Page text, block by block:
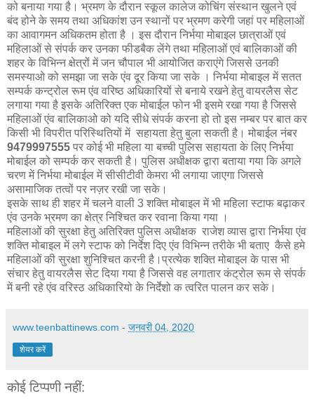
को बनाया गया है। भ्रमण के दौरान स्कूल कालेज कोचिंग संस्थान खुलने एवं
बंद होने के समय तथा अधिकांश उन स्थानों पर भ्रमण करेगी जहां पर महिलाओं
का आवागमन अधिकतम होता है । इस दौरान निर्भया मोबाइल छात्राओं एवं
महिलाओं से संपर्क कर उनका फीडबैक लेंगे तथा महिलाओं एवं बालिकाओं की
शहर के विभिन्न क्षेत्रों में जन चौपाल भी आयोजित कराएंगे जिससे उनकी
समस्याओ को समझा जा सके एंव दूर किया जा सके । निर्भया मोबाइल में सतत
सम्पर्क कन्ट्रोल रूम एंव वरिष्ठ अधिकारियों से बनाये रखने हेतु वायरलैस सेट
लगाया गया है इसके अतिरिक्त एक मोबाईल फोन भी इसमे रखा गया है जिससे
महिलाओं एंव बालिकाओ को यदि सीधे संपर्क करना हो तो इस नम्बर पर बात कर
किसी भी विपरीत परिस्थितियों में सहायता हेतु बुला सकती है। मोबाईल नंबर
9479997555 पर कोई भी महिला या बच्ची पुलिस सहायता के लिए निर्भया
मोबाईल को सम्पर्क कर सकती है। पुलिस अधीक्षक द्वारा बताया गया कि अगले
चरण में निर्भया मोबाईल में सीसीटीवी केमरा भी लगाया जाएगा जिससे
असामाजिक तत्वों पर नज़र रखी जा सके।
इसके साथ ही शहर में चलने वाली 3 शक्ति मोबाइल में भी महिला स्टाफ बढ़ाकर
एंव उनके भ्रमण का क्षेत्र निश्चित कर रवाना किया गया ।
महिलाओं की सुरक्षा हेतु अतिरिक्त पुलिस अधीक्षक राजेश व्यास द्वारा निर्भया एंव
शक्ति मोबाइल में लगे स्टाफ को निर्देश दिए एंव विभिन्न तरीके भी बताए कैसे हमे
महिलाओं की सुरक्षा शुनिश्चित करनी है।प्रत्येक शक्ति मोबाइल के पास भी
संचार हेतु वायरलैस सेट दिया गया है जिससे वह लगातार कंट्रोल रूम से संपर्क
में बनी रहे एंव वरिस्ठ अधिकारियो के निर्देशो क त्वरित पालन कर सके।
www.teenbattinews.com - जनवरी 04, 2020
शेयर करें
कोई टिप्पणी नहीं: